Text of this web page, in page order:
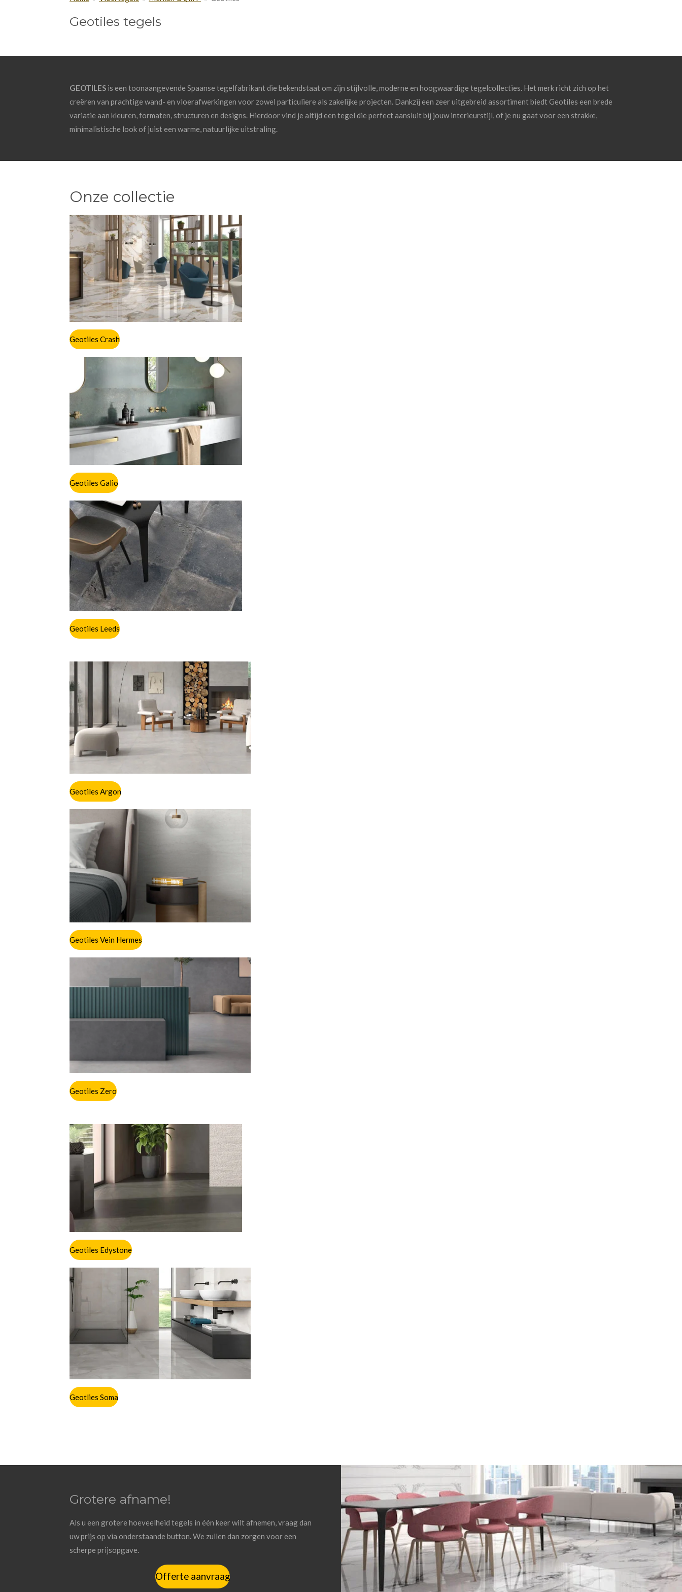
Geotiles tegels
GEOTILES is een toonaangevende Spaanse tegelfabrikant die bekendstaat om zijn stijlvolle, moderne en hoogwaardige tegelcollecties. Het merk richt zich op het
creëren van prachtige wand- en vloerafwerkingen voor zowel particuliere als zakelijke projecten. Dankzij een zeer uitgebreid assortiment biedt Geotiles een brede
variatie aan kleuren, formaten, structuren en designs. Hierdoor vind je altijd een tegel die perfect aansluit bij jouw interieurstijl, of je nu gaat voor een strakke,
minimalistische look of juist een warme, natuurlijke uitstraling.
Onze collectie
Geotiles Crash
Geotiles Galio
Geotiles Leeds
Geotiles Argon
Geotiles Vein Hermes
Geotiles Zero
Geotiles Edystone
Geotlies Soma
Grotere afname!
Als u een grotere hoeveelheid tegels in één keer wilt afnemen, vraag dan
uw prijs op via onderstaande button. We zullen dan zorgen voor een
scherpe prijsopgave.
Offerte aanvraag